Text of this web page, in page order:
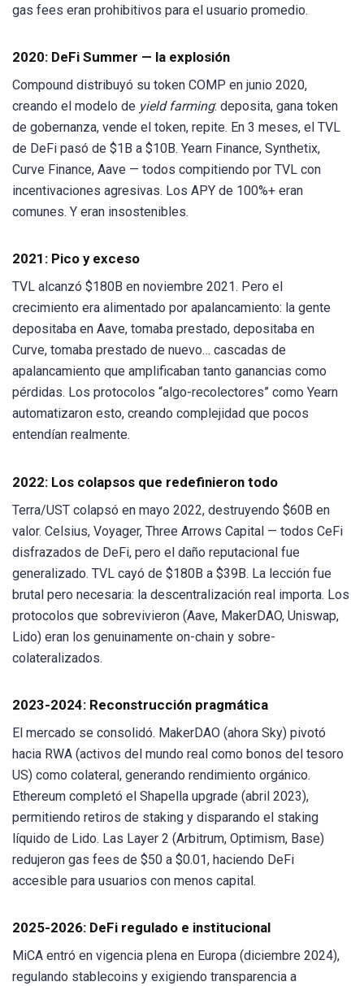
gas fees eran prohibitivos para el usuario promedio.
2020: DeFi Summer — la explosión
Compound distribuyó su token COMP en junio 2020,
creando el modelo de yield farming: deposita, gana token
de gobernanza, vende el token, repite. En 3 meses, el TVL
de DeFi pasó de $1B a $10B. Yearn Finance, Synthetix,
Curve Finance, Aave — todos compitiendo por TVL con
incentivaciones agresivas. Los APY de 100%+ eran
comunes. Y eran insostenibles.
2021: Pico y exceso
TVL alcanzó $180B en noviembre 2021. Pero el
crecimiento era alimentado por apalancamiento: la gente
depositaba en Aave, tomaba prestado, depositaba en
Curve, tomaba prestado de nuevo… cascadas de
apalancamiento que amplificaban tanto ganancias como
pérdidas. Los protocolos “algo-recolectores” como Yearn
automatizaron esto, creando complejidad que pocos
entendían realmente.
2022: Los colapsos que redefinieron todo
Terra/UST colapsó en mayo 2022, destruyendo $60B en
valor. Celsius, Voyager, Three Arrows Capital — todos CeFi
disfrazados de DeFi, pero el daño reputacional fue
generalizado. TVL cayó de $180B a $39B. La lección fue
brutal pero necesaria: la descentralización real importa. Los
protocolos que sobrevivieron (Aave, MakerDAO, Uniswap,
Lido) eran los genuinamente on-chain y sobre-
colateralizados.
2023-2024: Reconstrucción pragmática
El mercado se consolidó. MakerDAO (ahora Sky) pivotó
hacia RWA (activos del mundo real como bonos del tesoro
US) como colateral, generando rendimiento orgánico.
Ethereum completó el Shapella upgrade (abril 2023),
permitiendo retiros de staking y disparando el staking
líquido de Lido. Las Layer 2 (Arbitrum, Optimism, Base)
redujeron gas fees de $50 a $0.01, haciendo DeFi
accesible para usuarios con menos capital.
2025-2026: DeFi regulado e institucional
MiCA entró en vigencia plena en Europa (diciembre 2024),
regulando stablecoins y exigiendo transparencia a